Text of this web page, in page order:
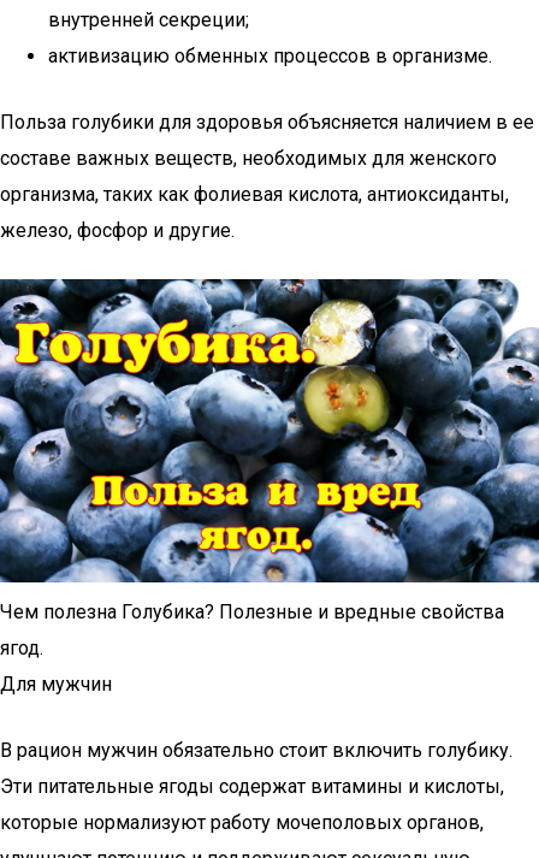
внутренней секреции;
активизацию обменных процессов в организме.
Польза голубики для здоровья объясняется наличием в ее
составе важных веществ, необходимых для женского
организма, таких как фолиевая кислота, антиоксиданты,
железо, фосфор и другие.
Чем полезна Голубика? Полезные и вредные свойства
ягод.
Для мужчин
В рацион мужчин обязательно стоит включить голубику.
Эти питательные ягоды содержат витамины и кислоты,
которые нормализуют работу мочеполовых органов,